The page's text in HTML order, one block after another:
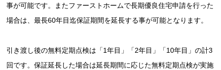
事が可能です。またファーストホームで長期優良住宅申請を行った
場合は、最長60年目迄保証期間を延長する事が可能となります。
引き渡し後の無料定期点検は「1年目」「2年目」「10年目」の計3
回です。保証延長した場合は延長期間に応じた無料定期点検が実施